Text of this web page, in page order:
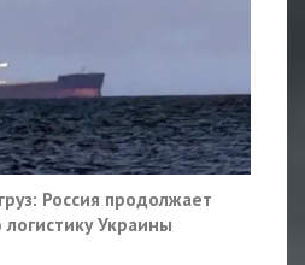
Россия продолжает
Украины